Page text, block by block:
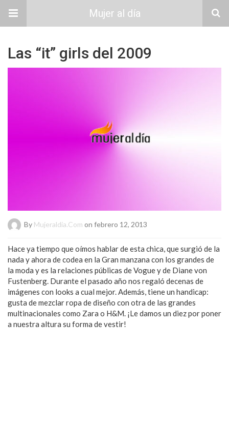
Mujer al día
Las “it” girls del 2009
By Mujeraldia.com on febrero 12, 2013
Hace ya tiempo que oímos hablar de esta chica, que surgió de la
nada y ahora de codea en la Gran manzana con los grandes de
la moda y es la relaciones públicas de Vogue y de Diane von
Fustenberg. Durante el pasado año nos regaló decenas de
imágenes con looks a cual mejor. Además, tiene un handicap:
gusta de mezclar ropa de diseño con otra de las grandes
multinacionales como Zara o H&M. ¡Le damos un diez por poner
a nuestra altura su forma de vestir!